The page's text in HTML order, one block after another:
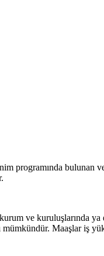
programında bulunan
ve kuruluşlarında ya
Maaşlar iş